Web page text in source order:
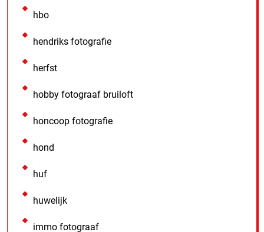
hbo
hendriks fotografie
herfst
hobby fotograaf bruiloft
honcoop fotografie
hond
huf
huwelijk
immo fotograaf